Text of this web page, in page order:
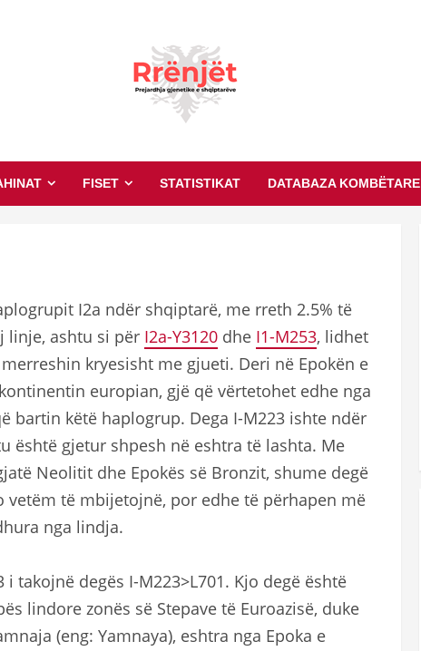
FISET STATISTIKAT DATABAZA KOMBËTARE
I2a ndër shqiptarë, me rreth 2.5% të
linje, ashtu si për I2a-Y3120 dhe I1-M253, lidhet
kryesisht me gjueti. Deri në Epokën e
europian, gjë që vërtetohet edhe nga
bartin këtë haplogrup. Dega I-M223 ishte ndër
është gjetur shpesh në eshtra të lashta. Me
Neolitit dhe Epokës së Bronzit, shume degë
të mbijetojnë, por edhe të përhapen më
nga lindja.
takojnë degës I-M223>L701. Kjo degë është
lindore zonës së Stepave të Euroazisë, duke
(eng: Yamnaya), eshtra nga Epoka e